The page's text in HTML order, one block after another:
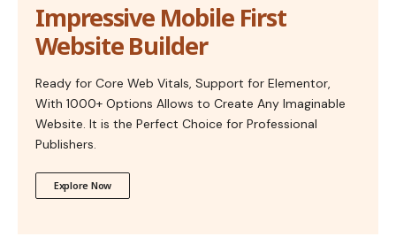
Impressive Mobile First
Website Builder
Ready for Core Web Vitals, Support for Elementor,
With 1000+ Options Allows to Create Any Imaginable
Website. It is the Perfect Choice for Professional
Publishers.
Explore Now